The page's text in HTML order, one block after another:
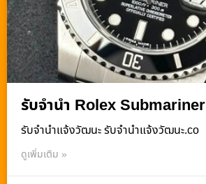
รับจำนำ Rolex Submariner
รับจํานําแจ้งวัฒนะ รับจํานําแจ้งวัฒนะ.co
ดูเพิ่มเติม »